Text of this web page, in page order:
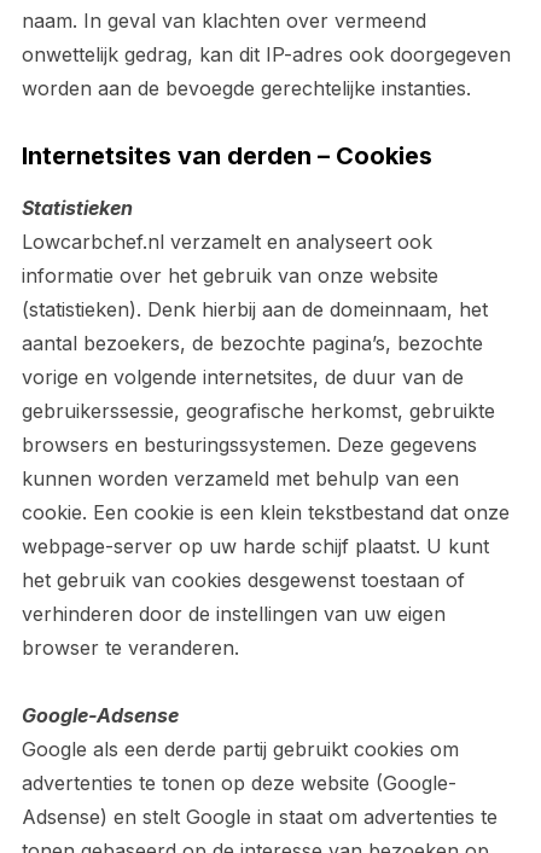
naam. In geval van klachten over vermeend
onwettelijk gedrag, kan dit IP-adres ook doorgegeven
worden aan de bevoegde gerechtelijke instanties.
Internetsites van derden – Cookies
Statistieken
Lowcarbchef.nl verzamelt en analyseert ook
informatie over het gebruik van onze website
(statistieken). Denk hierbij aan de domeinnaam, het
aantal bezoekers, de bezochte pagina’s, bezochte
vorige en volgende internetsites, de duur van de
gebruikerssessie, geografische herkomst, gebruikte
browsers en besturingssystemen. Deze gegevens
kunnen worden verzameld met behulp van een
cookie. Een cookie is een klein tekstbestand dat onze
webpage-server op uw harde schijf plaatst. U kunt
het gebruik van cookies desgewenst toestaan of
verhinderen door de instellingen van uw eigen
browser te veranderen.
Google-Adsense
Google als een derde partij gebruikt cookies om
advertenties te tonen op deze website (Google-
Adsense) en stelt Google in staat om advertenties te